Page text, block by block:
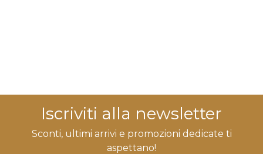
Iscriviti alla newsletter
Sconti, ultimi arrivi e promozioni dedicate ti
aspettano!